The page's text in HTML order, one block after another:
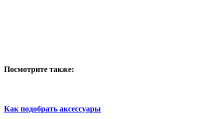
Посмотрите также:
Как подобрать аксессуары